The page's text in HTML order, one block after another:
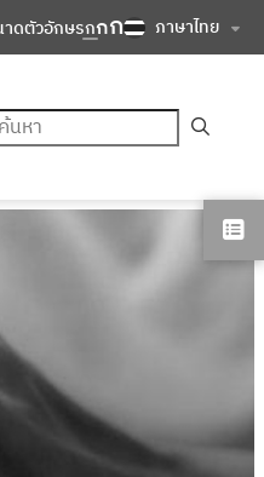
ดตัวอักษรกกก ภาษาไทย